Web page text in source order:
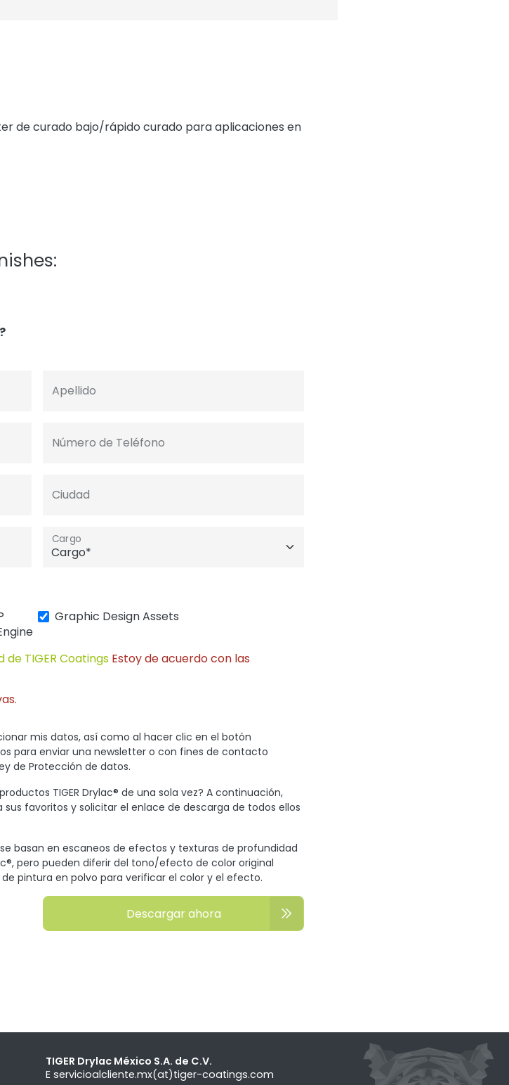
de curado bajo/rápido curado para aplicaciones en
Apellido
Número de Teléfono
Ciudad
Cargo
Graphic Design Assets
TIGER Coatings Estoy de acuerdo con las
mis datos, así como al hacer clic en el botón
para enviar una newsletter o con fines de contacto
de Protección de datos.
TIGER Drylac® de una sola vez? A continuación,
favoritos y solicitar el enlace de descarga de todos ellos
basan en escaneos de efectos y texturas de profundidad
pero pueden diferir del tono/efecto de color original
pintura en polvo para verificar el color y el efecto.
Descargar ahora
TIGER Drylac México S.A. de C.V.
E servicioalcliente.mx(at)tiger-coatings.com